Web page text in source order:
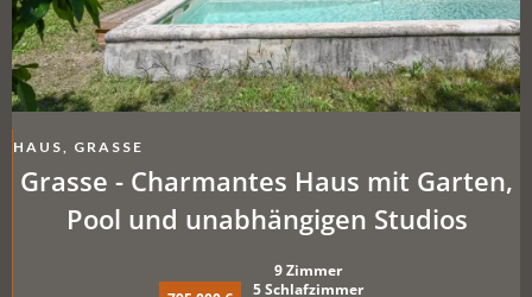
HAUS, GRASSE
Grasse - Charmantes Haus mit Garten,
Pool und unabhängigen Studios
9 Zimmer
5 Schlafzimmer